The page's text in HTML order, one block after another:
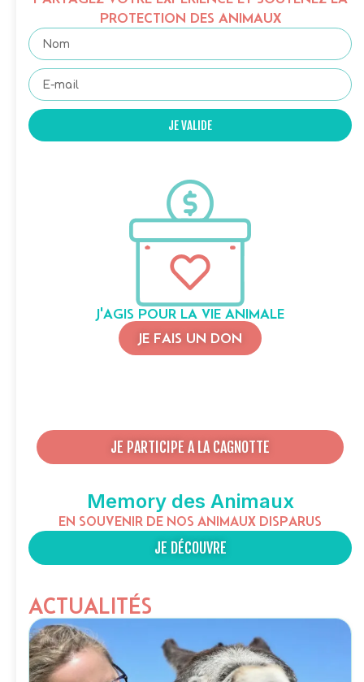
PROTECTION DES ANIMAUX
JE VALIDE
J'AGIS POUR LA VIE ANIMALE
JE FAIS UN DON
JE PARTICIPE A LA CAGNOTTE
Memory des Animaux
EN SOUVENIR DE NOS ANIMAUX DISPARUS
JE DÉCOUVRE
ACTUALITÉS